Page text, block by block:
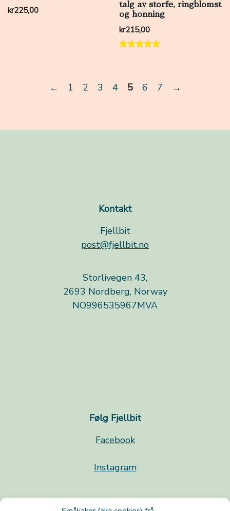
kr225,00
talg av storfe, ringblomst
og honning
kr215,00
← 1 2 3 4 5 6 7 →
Kontakt
Fjellbit
post@fjellbit.no
Storlivegen 43,
2693 Nordberg, Norway
NO996535967MVA
Følg Fjellbit
Facebook
Instagram